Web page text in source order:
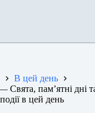
В цей день
Свята, пам’ятні дні
події в цей день